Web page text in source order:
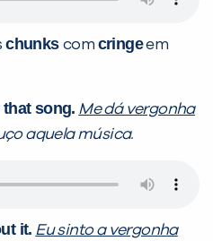
chunkscom cringeem
song. Me dá vergonha
aquela música.
it. Eu sinto a vergonha